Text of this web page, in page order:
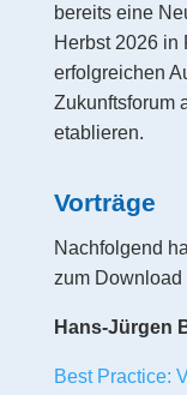
bereits eine
Herbst 2026 in
erfolgreichen
Zukunftsforum
etablieren.
Vorträge
Nachfolgend
zum Download
Hans-Jürgen
Best Practice: